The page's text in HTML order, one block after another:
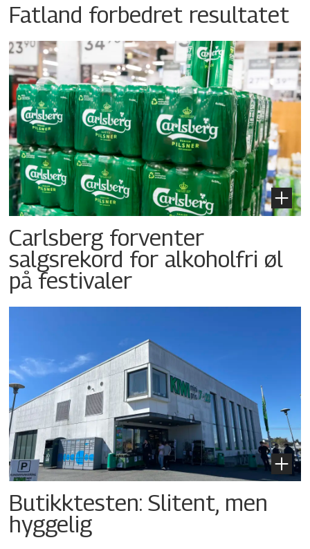
Fatland forbedret resultatet
Carlsberg forventer
salgsrekord for alkoholfri øl
på festivaler
Butikktesten: Slitent, men
hyggelig